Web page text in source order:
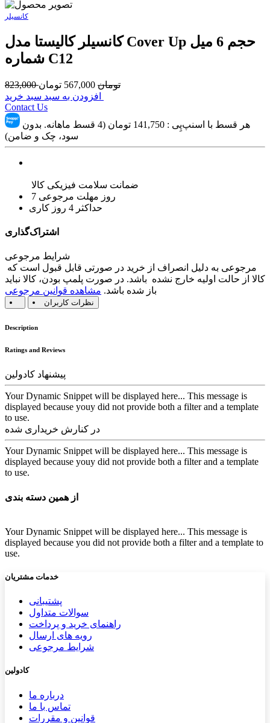
کانسیلر
کانسيلر کالیستا مدل Cover Up حجم 6 میل
شماره C12
823,000 تومان 567,000 تومان
Contact Us
هر قسط با اسنپ‌پِی : 141,750
تومان (4 قسط ماهانه. بدون
سود، چک و ضامن)
ضمانت سلامت فیزیکی کالا
7 روز مهلت مرجوعی
حداکثر 4 روز کاری
اشتراک‌گذاری
شرایط مرجوعی
کالا از حالت اولیه خارج نشده باشد. در صورت پلمپ بودن، کالا نباید
باز شده باشد. مشاهده قوانین مرجوعی
نظرات کاربران
Description
Ratings and Reviews
پیشنهاد کادولین
Your Dynamic Snippet will be displayed here... This message is
displayed because youy did not provide both a filter and a template
to use.
در کنارش خریداری شده
Your Dynamic Snippet will be displayed here... This message is
displayed because youy did not provide both a filter and a template
to use.
از همین دسته بندی
Your Dynamic Snippet will be displayed here... This message is
displayed because you did not provide both a filter and a template to
use.
خدمات مشتریان
پشتیب​​انی
سوالات متداول
راهنمای خرید و پرداخت
رویه های ارسال
شرایط مرجوعی
کادولین
درباره ما
تماس با ما
قوانین و مقررات